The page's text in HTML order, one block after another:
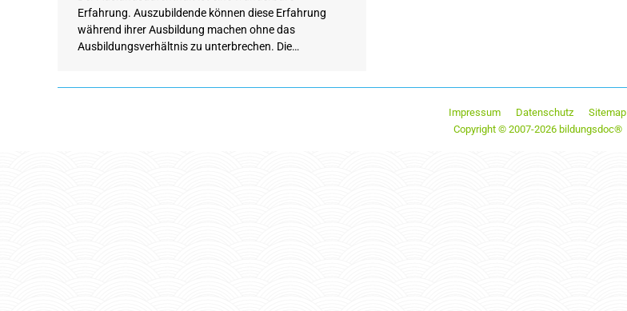
Erfahrung. Auszubildende können diese Erfahrung
während ihrer Ausbildung machen ohne das
Ausbildungsverhältnis zu unterbrechen. Die…
Impressum Datenschutz
Sitemap
Copyright © 2007-2026 bildungsdoc®